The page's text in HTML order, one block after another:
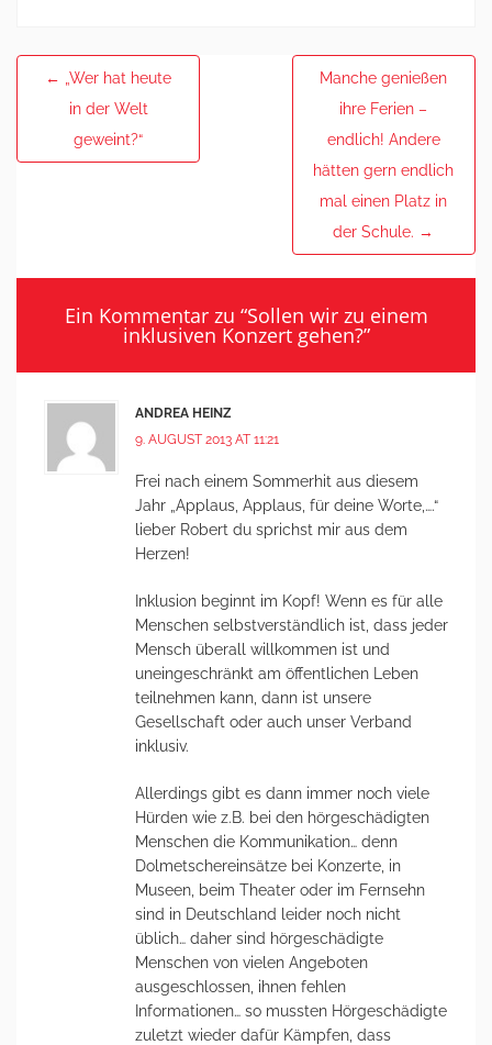
Post
navigation
←
„Wer hat heute
in der Welt
geweint?“
Manche genießen
ihre Ferien –
endlich! Andere
hätten gern endlich
mal einen Platz in
der Schule. →
Ein Kommentar zu “Sollen wir zu einem
inklusiven Konzert gehen?”
ANDREA HEINZ
9. AUGUST 2013 AT 11:21
Frei nach einem Sommerhit aus diesem
Jahr „Applaus, Applaus, für deine Worte,….“
lieber Robert du sprichst mir aus dem
Herzen!
Inklusion beginnt im Kopf! Wenn es für alle
Menschen selbstverständlich ist, dass jeder
Mensch überall willkommen ist und
uneingeschränkt am öffentlichen Leben
teilnehmen kann, dann ist unsere
Gesellschaft oder auch unser Verband
inklusiv.
Allerdings gibt es dann immer noch viele
Hürden wie z.B. bei den hörgeschädigten
Menschen die Kommunikation… denn
Dolmetschereinsätze bei Konzerte, in
Museen, beim Theater oder im Fernsehn
sind in Deutschland leider noch nicht
üblich… daher sind hörgeschädigte
Menschen von vielen Angeboten
ausgeschlossen, ihnen fehlen
Informationen… so mussten Hörgeschädigte
zuletzt wieder dafür Kämpfen, dass